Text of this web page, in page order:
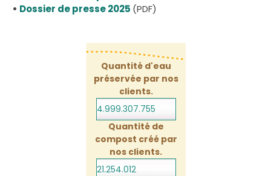
• Dossier de presse 2025 (PDF)
Quantité d'eau
préservée par nos
clients.
4.999.307.755
Quantité de
compost créé par
nos clients.
21.254.012